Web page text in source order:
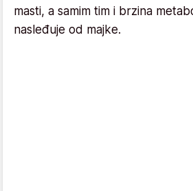
masti, a samim tim i brzina
nasleđuje od majke.